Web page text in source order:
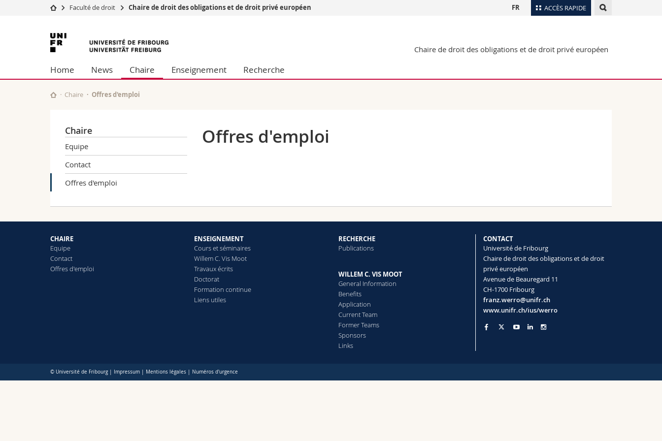
ACCÈS RAPIDE
Université
Recherche
Université
Formation continue
Sciences économiques et sociales et management
Lettres et sciences humaines
Futurs étudiants
Chercheurs
Plan d'accès
Webmail
FR
Faculté de droit Chaire de droit des obligations et de droit privé européen
Université
de
Fribourg
Chaire de droit des obligations et de droit privé européen
Home News Chaire Enseignement Recherche
Chaire Offres d'emploi
Chaire
Equipe
Contact
Offres d'emploi
Offres d'emploi
CHAIRE
Equipe
Contact
Offres d'emploi
ENSEIGNEMENT
Cours et séminaires
Willem C. Vis Moot
Travaux écrits
Doctorat
Formation continue
Liens utiles
RECHERCHE
Publications
WILLEM C. VIS MOOT
General Information
Benefits
Application
Current Team
Former Teams
Sponsors
Links
CONTACT
Université de Fribourg
Chaire de droit des obligations et de droit
privé européen
Avenue de Beauregard 11
CH-1700 Fribourg
franz.werro@unifr.ch
www.unifr.ch/ius/werro
© Université de Fribourg | Impressum Mentions légales Numéros d'urgence